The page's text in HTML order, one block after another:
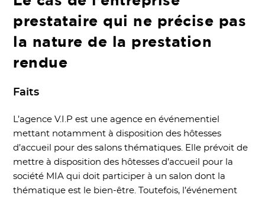
prestataire qui ne précise pas
la nature de la prestation
rendue
Faits
L’agence V.I.P est une agence en événementiel
mettant notamment à disposition des hôtesses
d’accueil pour des salons thématiques. Elle prévoit de
mettre à disposition des hôtesses d’accueil pour la
société MIA qui doit participer à un salon dont la
thématique est le bien-être. Toutefois, l’événement